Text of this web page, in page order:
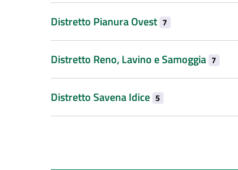
Distretto Pianura Ovest 7
Distretto Reno, Lavino e Samoggia 7
Distretto Savena Idice 5